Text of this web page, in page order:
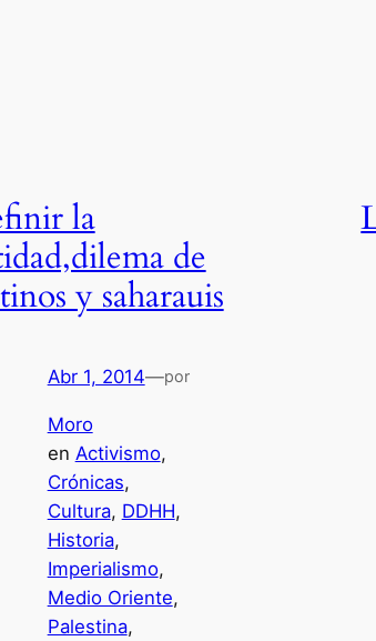
la
de
y saharauis
Abr 1, 2014—por
Moro
en Activismo
Crónicas
Cultura, DDHH
Historia
Imperialismo
Medio Oriente
Palestina